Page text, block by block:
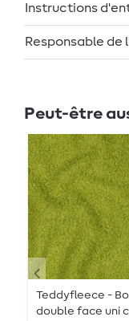
Instructions
Responsable de
Peut-être
Teddyfleece -
double face uni